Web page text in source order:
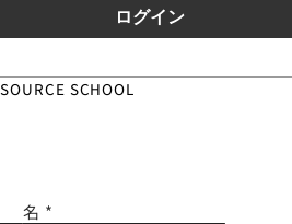
ログイン
SCHOOL
名 *